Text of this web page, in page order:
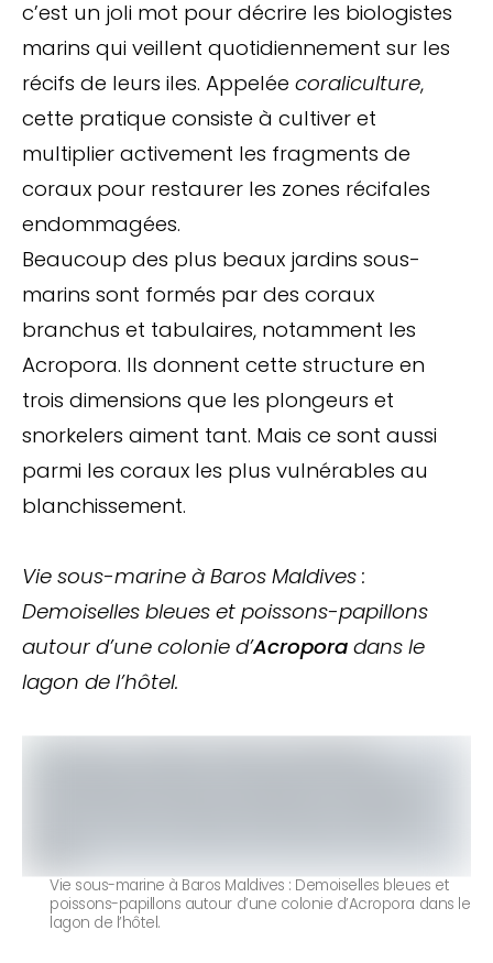
c’est un joli mot pour décrire les biologistes
marins qui veillent quotidiennement sur les
récifs de leurs iles. Appelée coraliculture,
cette pratique consiste à cultiver et
multiplier activement les fragments de
coraux pour restaurer les zones récifales
endommagées.
Beaucoup des plus beaux jardins sous-
marins sont formés par des coraux
branchus et tabulaires, notamment les
Acropora. Ils donnent cette structure en
trois dimensions que les plongeurs et
snorkelers aiment tant. Mais ce sont aussi
parmi les coraux les plus vulnérables au
blanchissement.
Vie sous-marine à Baros Maldives :
Demoiselles bleues et poissons-papillons
autour d’une colonie d’Acropora dans le
lagon de l’hôtel.
Vie sous-marine à Baros Maldives : Demoiselles bleues et
poissons-papillons autour d’une colonie d’Acropora dans le
lagon de l’hôtel.